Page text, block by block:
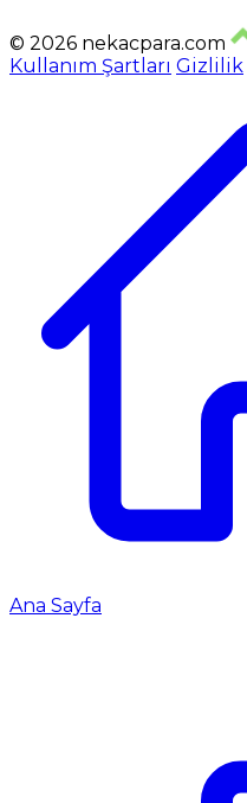
© 2026 nekacpara.com
Kullanım Şartları Gizlilik
Ana Sayfa